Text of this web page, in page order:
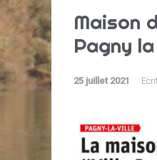
Maison
Pagny
25 juillet 2021